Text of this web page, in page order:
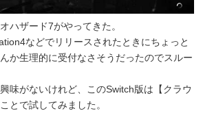
ハザード7がやってきた。
などでリリースされたときにちょっと
か生理的に受付なさそうだったのでスルー
味がないけれど、このSwitch版は【クラウ
とで試してみました。